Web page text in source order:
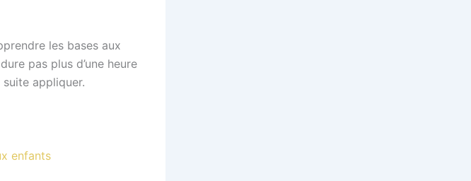
les bases aux
pas plus d’une heure
appliquer.
enfants